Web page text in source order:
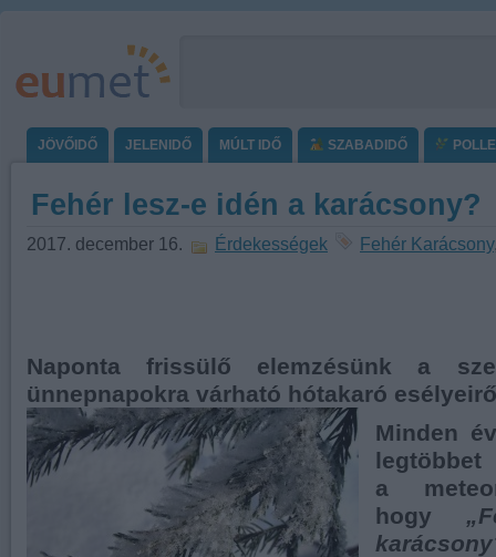
JÖVŐIDŐ JELENIDŐ MÚLT IDŐ SZABADIDŐ
Fehér lesz-e idén a karácsony?
2017. december 16. Érdekességek Fehér Karácsony
Naponta frissülő elemzésünk a
ünnepnapokra várható hótakaró
Minden
legtöbbet
a
hogy